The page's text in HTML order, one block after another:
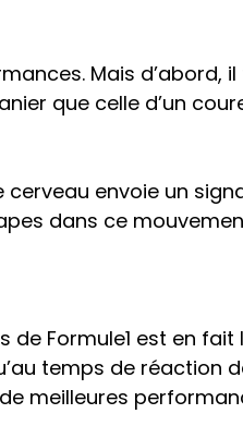
Mais d’abord,
que celle d’un
envoie un
dans ce
Formule1 est en fait
temps de réaction
meilleures